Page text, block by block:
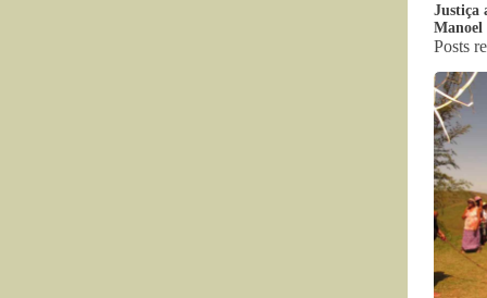
Justiça
Manoel
Posts